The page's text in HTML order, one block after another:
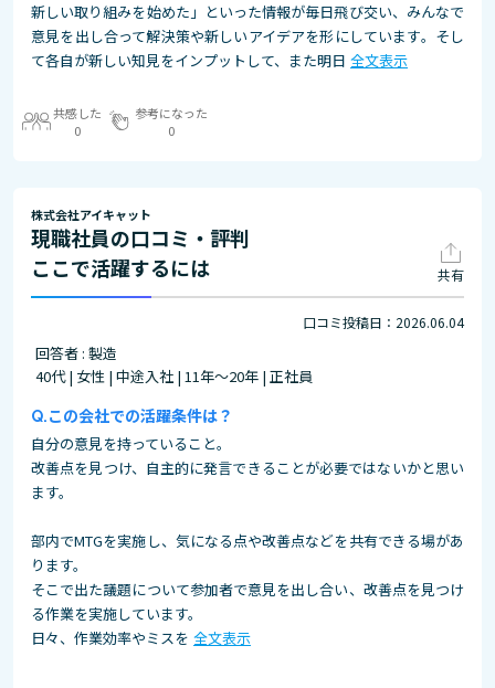
新しい取り組みを始めた」といった情報が毎日飛び交い、みんなで
意見を出し合って解決策や新しいアイデアを形にしています。そし
て各自が新しい知見をインプットして、また明日 全文表示
共感した
0
参考になった
0
株式会社アイキャット
現職社員の口コミ・評判
ここで活躍するには
共有
口コミ投稿日：2026.06.04
回答者 : 製造
40代 | 女性 | 中途入社 | 11年～20年 | 正社員
この会社での活躍条件は？
自分の意見を持っていること。
改善点を見つけ、自主的に発言できることが必要ではないかと思い
ます。
部内でMTGを実施し、気になる点や改善点などを共有できる場があ
ります。
そこで出た議題について参加者で意見を出し合い、改善点を見つけ
る作業を実施しています。
日々、作業効率やミスを 全文表示